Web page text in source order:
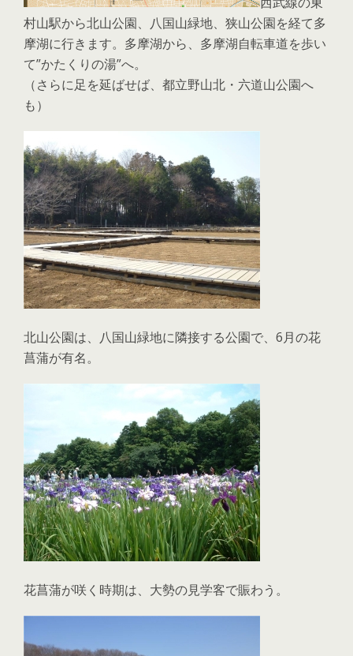
村山駅から北山公園、八国山緑地、狭山公園を経て多
摩湖に行きます。多摩湖から、多摩湖自転車道を歩い
て”かたくりの湯”へ。
（さらに足を延ばせば、都立野山北・六道山公園へ
も）
北山公園は、八国山緑地に隣接する公園で、6月の花
菖蒲が有名。
花菖蒲が咲く時期は、大勢の見学客で賑わう。